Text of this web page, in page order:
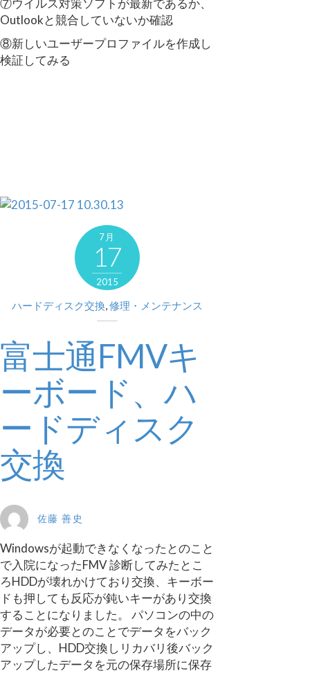
⑦ウイルス対策ソフトが最新であるか、
Outlookと競合していないか確認
⑧新しいユーザープロファイルを作成し
検証してみる
7月
17
2015
ハードディスク交換,修理・メンテナンス
富士通FMVキ
ーボード、ハ
ードディスク
交換
佐藤 善史
Windowsが起動できなくなったとのこと
で入院になったFMV 診断してみたとこ
ろHDDが壊れかけており交換、キーボー
ドも押しても反応が鈍いキーがあり交換
することになりました。 パソコンの中の
データが必要とのことでデータをバック
アップし、HDD交換しリカバリ後バック
アップしたデータを元の保存場所に保存